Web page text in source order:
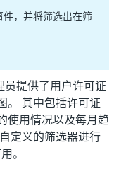
，并将筛选出在筛
员提供了用户许可证
。 其中包括许可证
使用情况以及每月趋
定义的筛选器进行
。